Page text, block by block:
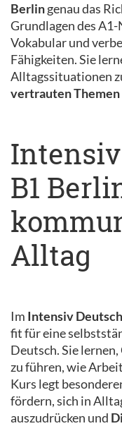
Berlingenau das
Grundlagen des
Vokabular und
Fähigkeiten. Sie
Alltagssituationen
vertrauten
B1
Alltag
Im Intensiv
fit für eine
Deutsch. Sie
zu führen, wie
Kurs legt
fördern, sich in
auszudrücken und